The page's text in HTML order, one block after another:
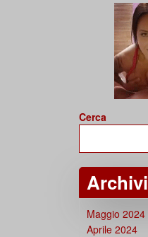
Cerca
Archivi
Maggio 2024
Aprile 2024